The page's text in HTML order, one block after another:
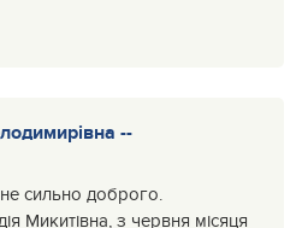
--
сильно доброго.
Микитівна, з червня місяця